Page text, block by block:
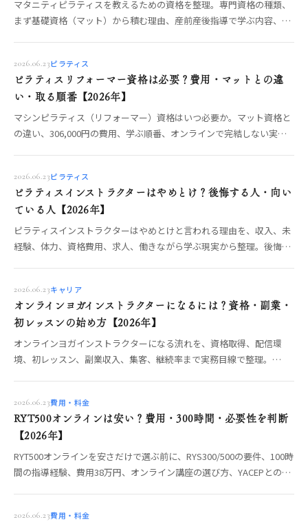
マタニティピラティスを教えるための資格を整理。専門資格の種類、
まず基礎資格（マット）から積む理由、産前産後指導で学ぶ内容、ヨ
2026.06.23ピラティス
ピラティスリフォーマー資格は必要？費用・マットとの違
い・取る順番【2026年】
マシンピラティス（リフォーマー）資格はいつ必要か。マット資格と
の違い、306,000円の費用、学ぶ順番、オンラインで完結しない実
2026.06.23ピラティス
ピラティスインストラクターはやめとけ？後悔する人・向い
ている人【2026年】
ピラティスインストラクターはやめとけと言われる理由を、収入、未
経験、体力、資格費用、求人、働きながら学ぶ現実から整理。後悔し
2026.06.23キャリア
オンラインヨガインストラクターになるには？資格・副業・
初レッスンの始め方【2026年】
オンラインヨガインストラクターになる流れを、資格取得、配信環
境、初レッスン、副業収入、集客、継続率まで実務目線で整理。
2026.06.23費用・料金
RYT500オンラインは安い？費用・300時間・必要性を判断
【2026年】
RYT500オンラインを安さだけで選ぶ前に、RYS300/500の要件、100時
間の指導経験、費用38万円、オンライン講座の選び方、YACEPとの違
2026.06.23費用・料金